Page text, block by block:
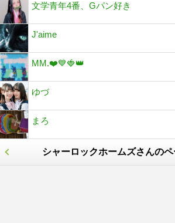
文学青年4番、Gパン好き
J'aime
MM.❤️💙🍓👑
ゆづ
まろ
シャーロックホームズさんの